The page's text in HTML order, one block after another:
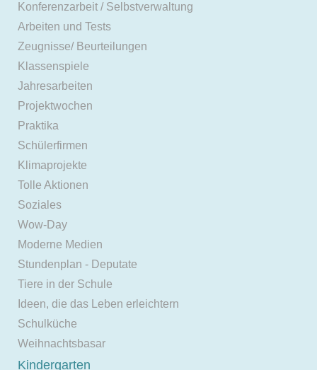
Konferenzarbeit / Selbstverwaltung
Arbeiten und Tests
Zeugnisse/ Beurteilungen
Klassenspiele
Jahresarbeiten
Projektwochen
Praktika
Schülerfirmen
Klimaprojekte
Tolle Aktionen
Soziales
Wow-Day
Moderne Medien
Stundenplan - Deputate
Tiere in der Schule
Ideen, die das Leben erleichtern
Schulküche
Weihnachtsbasar
Kindergarten